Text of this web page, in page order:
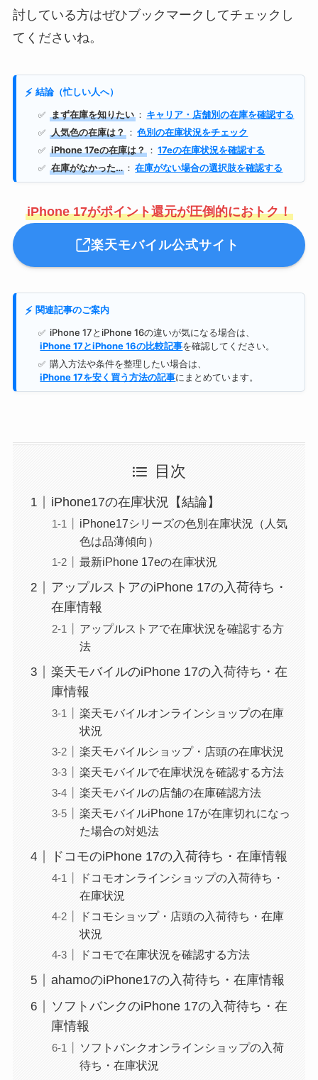
討している方はぜひブックマークしてチェックし
てくださいね。
⚡ 結論（忙しい人へ）
✅ まず在庫を知りたい ： キャリア・店舗別の在庫を確認する
✅ 人気色の在庫は？ ： 色別の在庫状況をチェック
✅ iPhone 17eの在庫は？ ： 17eの在庫状況を確認する
✅ 在庫がなかった… ： 在庫がない場合の選択肢を確認する
iPhone 17がポイント還元が圧倒的におトク！
楽天モバイル公式サイト
⚡ 関連記事のご案内
✅ iPhone 17とiPhone 16の違いが気になる場合は、
iPhone 17とiPhone 16の比較記事を確認してください。
✅ 購入方法や条件を整理したい場合は、
iPhone 17を安く買う方法の記事にまとめています。
目次
iPhone17の在庫状況【結論】
iPhone17シリーズの色別在庫状況（人気
色は品薄傾向）
最新iPhone 17eの在庫状況
アップルストアのiPhone 17の入荷待ち・
在庫情報
アップルストアで在庫状況を確認する方
法
楽天モバイルのiPhone 17の入荷待ち・在
庫情報
楽天モバイルオンラインショップの在庫
状況
楽天モバイルショップ・店頭の在庫状況
楽天モバイルで在庫状況を確認する方法
楽天モバイルの店舗の在庫確認方法
楽天モバイルiPhone 17が在庫切れになっ
た場合の対処法
ドコモのiPhone 17の入荷待ち・在庫情報
ドコモオンラインショップの入荷待ち・
在庫状況
ドコモショップ・店頭の入荷待ち・在庫
状況
ドコモで在庫状況を確認する方法
ahamoのiPhone17の入荷待ち・在庫情報
ソフトバンクのiPhone 17の入荷待ち・在
庫情報
ソフトバンクオンラインショップの入荷
待ち・在庫状況